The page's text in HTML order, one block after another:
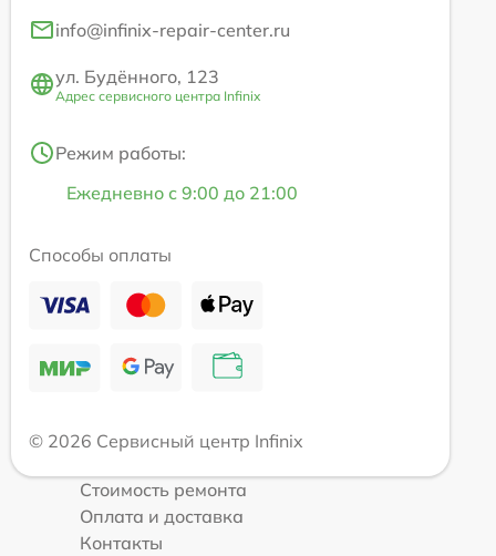
info@infinix-repair-center.ru
ул. Будённого, 123
Адрес сервисного центра Infinix
Режим работы:
Ежедневно с 9:00 до 21:00
Способы оплаты
© 2026 Сервисный центр Infinix
Стоимость ремонта
Оплата и доставка
Контакты